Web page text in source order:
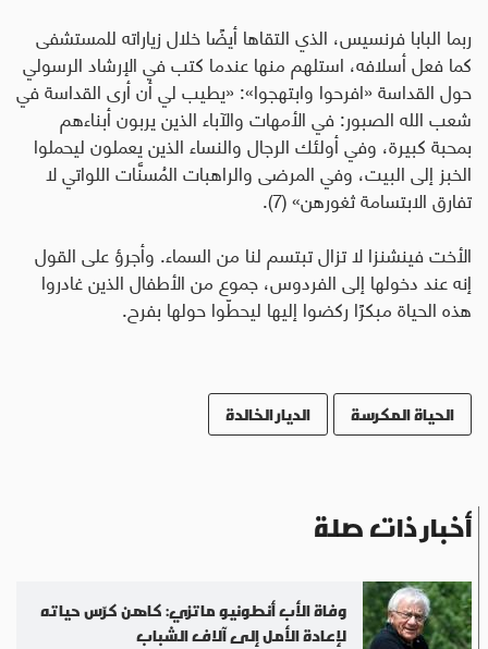
ربما البابا فرنسيس، الذي التقاها أيضًا خلال زياراته للمستشفى
كما فعل أسلافه، استلهم منها عندما كتب في الإرشاد الرسولي
حول القداسة «افرحوا وابتهجوا»: «يطيب لي أن أرى القداسة في
شعب الله الصبور: في الأمهات والآباء الذين يربون أبناءهم
بمحبة كبيرة، وفي أولئك الرجال والنساء الذين يعملون ليحملوا
الخبز إلى البيت، وفي المرضى والراهبات المُسنَّات اللواتي لا
تفارق الابتسامة ثغورهن» (7).
الأخت فينشنزا لا تزال تبتسم لنا من السماء. وأجرؤ على القول
إنه عند دخولها إلى الفردوس، جموع من الأطفال الذين غادروا
هذه الحياة مبكرًا ركضوا إليها ليحطّوا حولها بفرح.
الحياة المكرسة الديار الخالدة
أخبار ذات صلة
وفاة الأب أنطونيو ماتزي: كاهن كرّس حياته
لإعادة الأمل إلى آلاف الشباب